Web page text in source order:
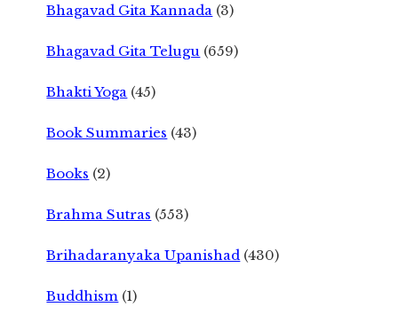
Bhagavad Gita Kannada (3)
Bhagavad Gita Telugu (659)
Bhakti Yoga (45)
Book Summaries (43)
Books (2)
Brahma Sutras (553)
Brihadaranyaka Upanishad (430)
Buddhism (1)